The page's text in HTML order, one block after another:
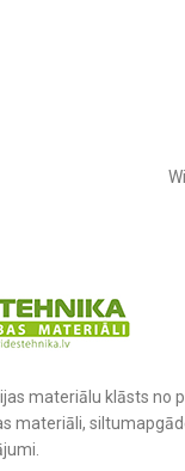
materiālu klāsts no
materiāli,